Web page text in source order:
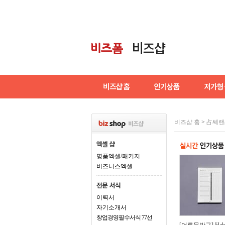
명품엑셀/패키지
비즈니스엑셀
이력서
자기소개서
창업경영필수서식 77선
비즈샵 홈 > 占쎄